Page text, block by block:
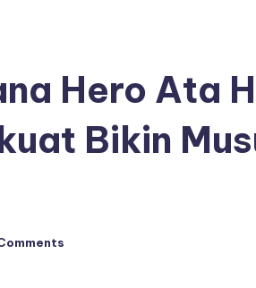
Hero Ata
Bikin